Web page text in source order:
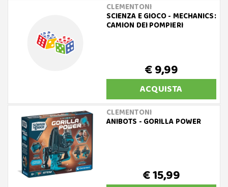
CLEMENTONI
SCIENZA E GIOCO - MECHANICS:
CAMION DEI POMPIERI
€ 9,99
ACQUISTA
CLEMENTONI
ANIBOTS - GORILLA POWER
€ 15,99